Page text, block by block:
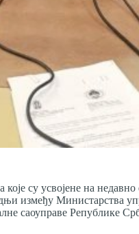
које су усвојене на
између Министарства
саоуправе Републике